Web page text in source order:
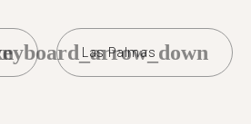
Las Palmas